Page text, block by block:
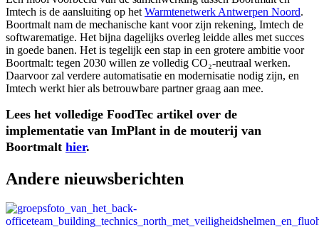
Imtech is de aansluiting op het Warmtenetwerk Antwerpen Noord.
Boortmalt nam de mechanische kant voor zijn rekening, Imtech de
softwarematige. Het bijna dagelijks overleg leidde alles met succes
in goede banen. Het is tegelijk een stap in een grotere ambitie voor
Boortmalt: tegen 2030 willen ze volledig CO₂-neutraal werken.
Daarvoor zal verdere automatisatie en modernisatie nodig zijn, en
Imtech werkt hier als betrouwbare partner graag aan mee.
Lees het volledige FoodTec artikel over de
implementatie van ImPlant in de mouterij van
Boortmalt hier.
Andere nieuwsberichten